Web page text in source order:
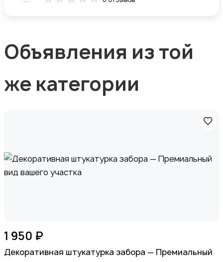
Объявления из той
же категории
1 950 ₽
Декоративная штукатурка забора — Премиальный